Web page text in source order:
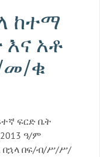
ከተማ
እና አቶ
መ/ቁ
ፍርድ ቤት
ዓ/ም
በኋላ በፍ/ብ/ሥ/ሥ/